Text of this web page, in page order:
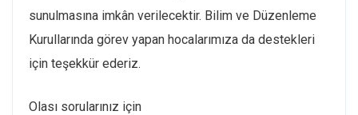
sunulmasına imkân verilecektir. Bilim ve Düzenleme
Kurullarında görev yapan hocalarımıza da destekleri
için teşekkür ederiz.
Olası sorularınız için